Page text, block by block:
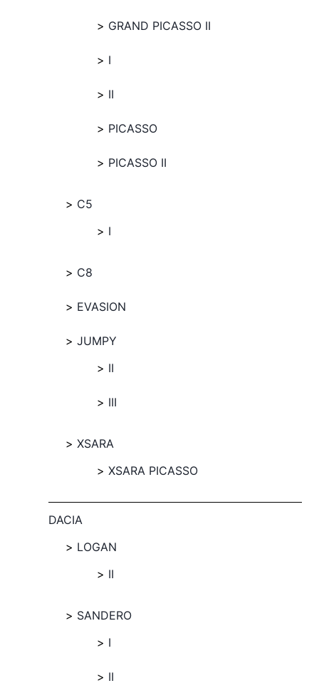
GRAND PICASSO II
I
II
PICASSO
PICASSO II
C5
I
C8
EVASION
JUMPY
II
III
XSARA
XSARA PICASSO
DACIA
LOGAN
II
SANDERO
I
II